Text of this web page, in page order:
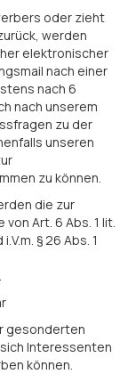
oder zieht
werden
elektronischer
nach einer
nach 6
nach unserem
zu der
unseren
zu können.
die zur
Art. 6 Abs. 1 lit.
§ 26 Abs. 1
gesonderten
Interessenten
können.